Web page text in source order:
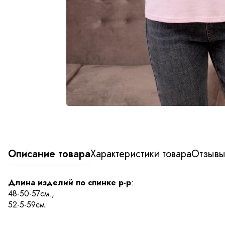
Описание товараХарактеристики товараОтзывы
Длина изделий по спинке р-р:
48-50-57см.,
52-5-59см.